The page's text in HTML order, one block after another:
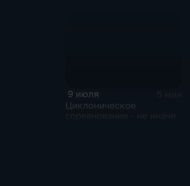
9 июля
Циклоническое